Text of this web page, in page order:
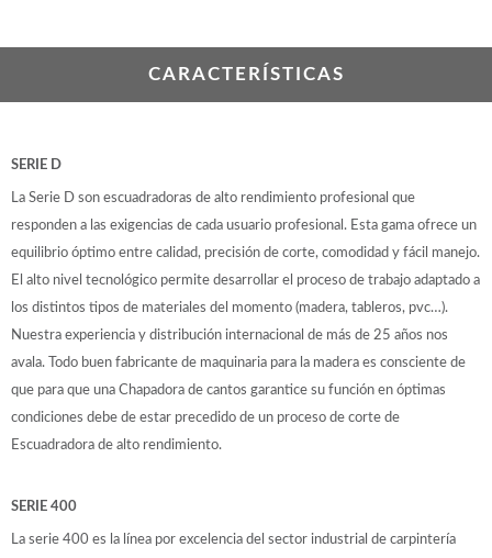
CARACTERÍSTICAS
SERIE D
La Serie D son escuadradoras de alto rendimiento profesional que
responden a las exigencias de cada usuario profesional. Esta gama ofrece un
equilibrio óptimo entre calidad, precisión de corte, comodidad y fácil manejo.
El alto nivel tecnológico permite desarrollar el proceso de trabajo adaptado a
los distintos tipos de materiales del momento (madera, tableros, pvc…).
Nuestra experiencia y distribución internacional de más de 25 años nos
avala. Todo buen fabricante de maquinaria para la madera es consciente de
que para que una Chapadora de cantos garantice su función en óptimas
condiciones debe de estar precedido de un proceso de corte de
Escuadradora de alto rendimiento.
SERIE 400
La serie 400 es la línea por excelencia del sector industrial de carpintería